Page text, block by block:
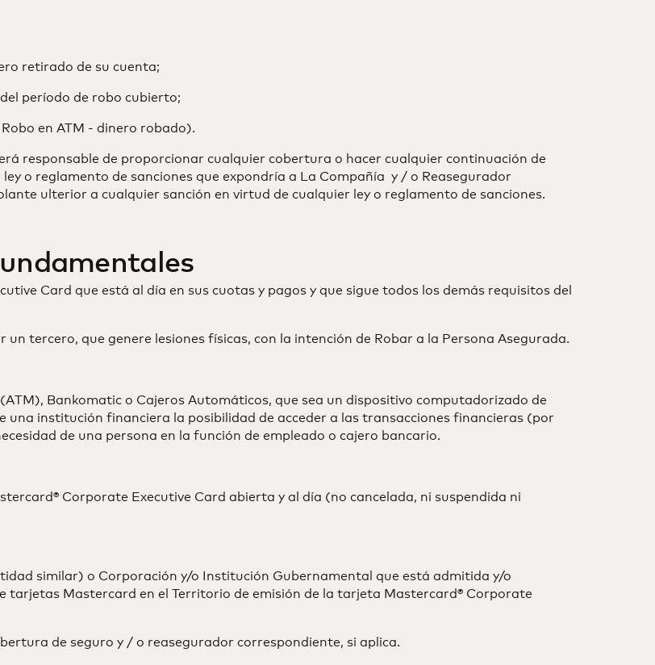
retirado de su cuenta;
período de robo cubierto;
en ATM - dinero robado).
responsable de proporcionar cualquier cobertura o hacer cualquier continuación de
o reglamento de sanciones que expondría a La Compañía y / o Reasegurador
ulterior a cualquier sanción en virtud de cualquier ley o reglamento de sanciones.
Card que está al día en sus cuotas y pagos y que sigue todos los demás requisitos del
tercero, que genere lesiones físicas, con la intención de Robar a la Persona Asegurada.
Bankomatic o Cajeros Automáticos, que sea un dispositivo computadorizado de
una institución financiera la posibilidad de acceder a las transacciones financieras (por
de una persona en la función de empleado o cajero bancario.
Corporate Executive Card abierta y al día (no cancelada, ni suspendida ni
similar) o Corporación y/o Institución Gubernamental que está admitida y/o
Mastercard en el Territorio de emisión de la tarjeta Mastercard® Corporate
de seguro y / o reasegurador correspondiente, si aplica.